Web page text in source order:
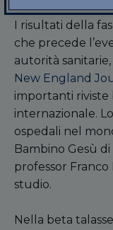
I risultati della
che precede
autorità
New England
importanti riviste
internazionale.
ospedali nel
Bambino Gesù
professor
studio.
Nella beta